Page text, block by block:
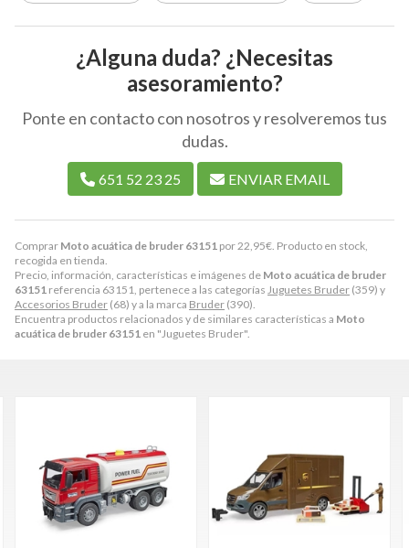
Comprar Moto acuática de bruder 63151 por 22,95€ . Producto en stock,
recogida en tienda.
Precio, información, características e imágenes de Moto acuática de bruder
63151 referencia 63151, pertenece a las categorías Juguetes Bruder (359) y
Accesorios Bruder (68) y a la marca Bruder (390).
Encuentra productos relacionados y de similares características a Moto
acuática de bruder 63151 en "Juguetes Bruder".
¿Alguna duda? ¿Necesitas
asesoramiento?
Ponte en contacto con nosotros y resolveremos tus
dudas.
651 52 23 25 ENVIAR EMAIL